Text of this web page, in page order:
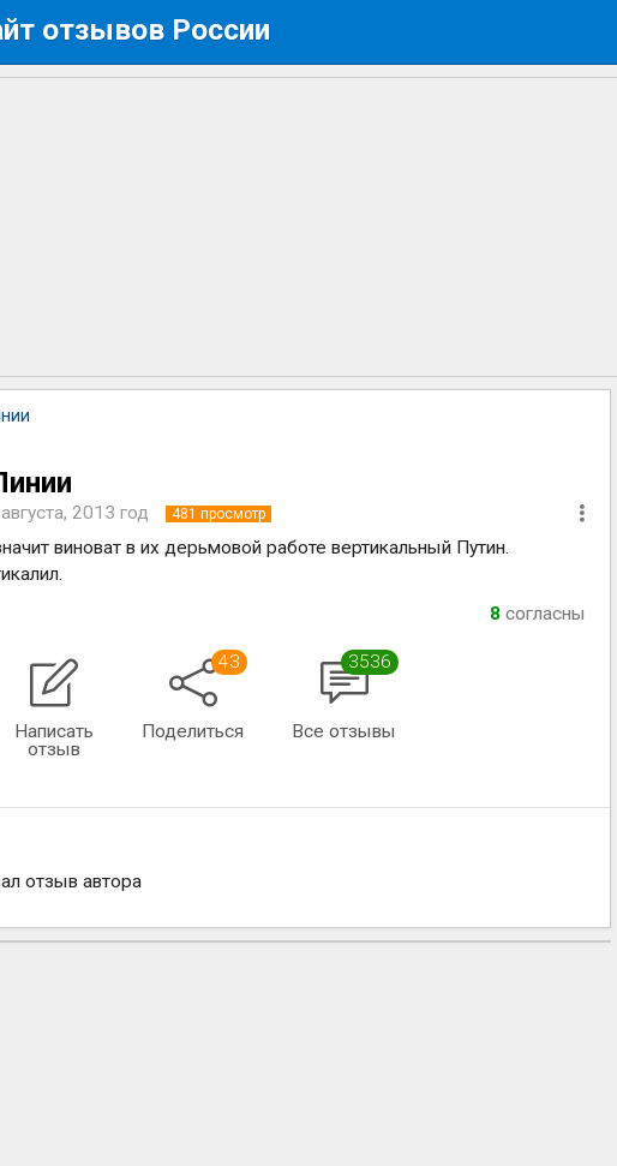
отзывов России
2013 год 481 просмотр
виноват в их дерьмовой работе вертикальный Путин.
8согласны
Написать
отзыв
43
Поделиться
3536
Все отзывы
отзыв автора